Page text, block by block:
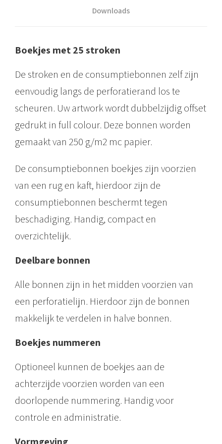
p
t
i
e
b
o
n
e
n
o
p
s
r
o
o
k
b
o
e
k
Downloads
Boekjes met 25 stroken
De stroken en de consumptiebonnen zelf zijn
eenvoudig langs de perforatierand los te
scheuren. Uw artwork wordt dubbelzijdig offset
gedrukt in full colour. Deze bonnen worden
gemaakt van 250 g/m2 mc papier.
De consumptiebonnen boekjes zijn voorzien
van een rug en kaft, hierdoor zijn de
consumptiebonnen beschermt tegen
beschadiging. Handig, compact en
overzichtelijk.
Deelbare bonnen
Alle bonnen zijn in het midden voorzien van
een perforatielijn. Hierdoor zijn de bonnen
makkelijk te verdelen in halve bonnen.
Boekjes nummeren
Optioneel kunnen de boekjes aan de
achterzijde voorzien worden van een
doorlopende nummering. Handig voor
controle en administratie.